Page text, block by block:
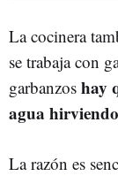
La cocinera
se trabaja con
garbanzos hay
agua
La razón es